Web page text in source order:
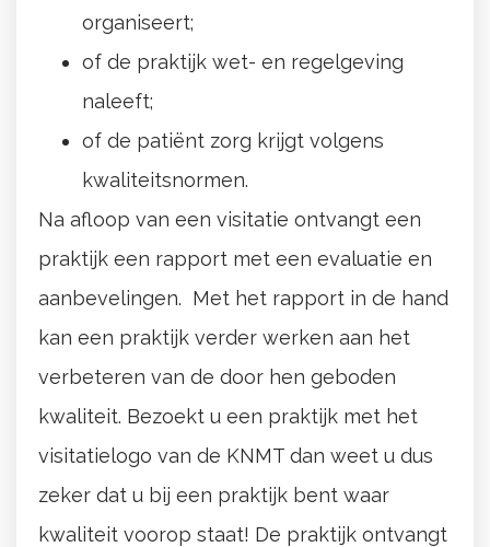
organiseert;
of de praktijk wet- en regelgeving
naleeft;
of de patiënt zorg krijgt volgens
kwaliteitsnormen.
Na afloop van een visitatie ontvangt een
praktijk een rapport met een evaluatie en
aanbevelingen. Met het rapport in de hand
kan een praktijk verder werken aan het
verbeteren van de door hen geboden
kwaliteit. Bezoekt u een praktijk met het
visitatielogo van de KNMT dan weet u dus
zeker dat u bij een praktijk bent waar
kwaliteit voorop staat! De praktijk ontvangt